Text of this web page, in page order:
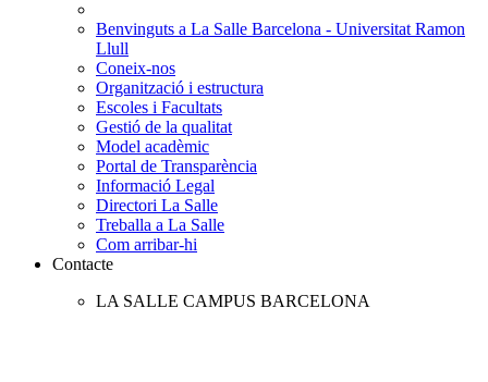
Benvinguts a La Salle Barcelona - Universitat Ramon
Llull
Coneix-nos
Organització i estructura
Escoles i Facultats
Gestió de la qualitat
Model acadèmic
Portal de Transparència
Informació Legal
Directori La Salle
Treballa a La Salle
Com arribar-hi
Contacte
LA SALLE CAMPUS BARCELONA